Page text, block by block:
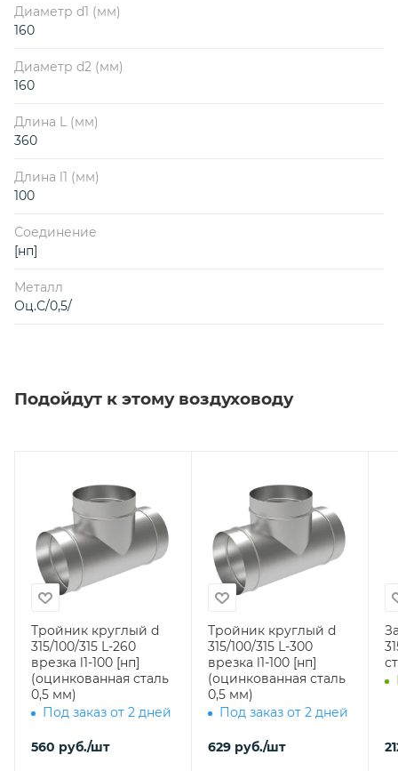
Диаметр d1 (мм)
160
Диаметр d2 (мм)
160
Длина L (мм)
360
Длина l1 (мм)
100
Соединение
[нп]
Металл
Оц.С/0,5/
Подойдут к этому воздуховоду
Тройник круглый d
315/100/315 L-260
врезка l1-100 [нп]
(оцинкованная сталь
0,5 мм)
Под заказ от 2 дней
560 руб./шт
Тройник круглый d
315/100/315 L-300
врезка l1-100 [нп]
(оцинкованная сталь
0,5 мм)
Под заказ от 2 дней
629 руб./шт
315